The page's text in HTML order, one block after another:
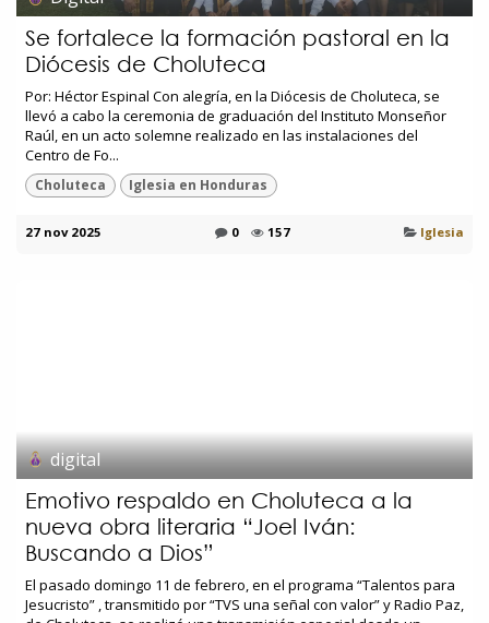
Se fortalece la formación pastoral en la
Diócesis de Choluteca
Por: Héctor Espinal Con alegría, en la Diócesis de Choluteca, se
llevó a cabo la ceremonia de graduación del Instituto Monseñor
Raúl, en un acto solemne realizado en las instalaciones del
Centro de Fo...
Choluteca Iglesia en Honduras
27 nov 2025 0 157 Iglesia
digital
Emotivo respaldo en Choluteca a la
nueva obra literaria “Joel Iván:
Buscando a Dios”
El pasado domingo 11 de febrero, en el programa “Talentos para
Jesucristo” , transmitido por “TVS una señal con valor” y Radio Paz,